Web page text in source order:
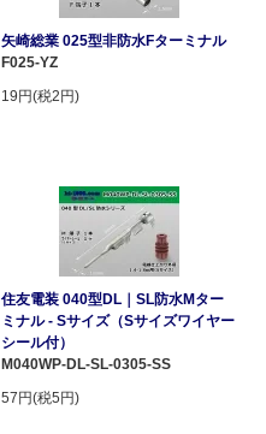
矢崎総業 025型非防水Fターミナル
F025-YZ
19円(税2円)
住友電装 040型DL｜SL防水Mター
ミナル - Sサイズ（Sサイズワイヤー
シール付）
M040WP-DL-SL-0305-SS
57円(税5円)